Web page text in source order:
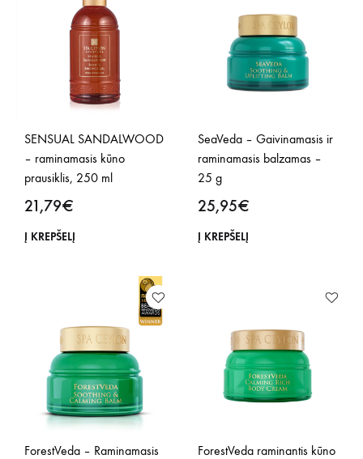
SENSUAL SANDALWOOD
– raminamasis kūno
prausiklis, 250 ml
21,79€
Į KREPŠELĮ
SeaVeda – Gaivinamasis ir
raminamasis balzamas –
25 g
25,95€
Į KREPŠELĮ
ForestVeda – Raminamasis
ForestVeda raminantis kūno